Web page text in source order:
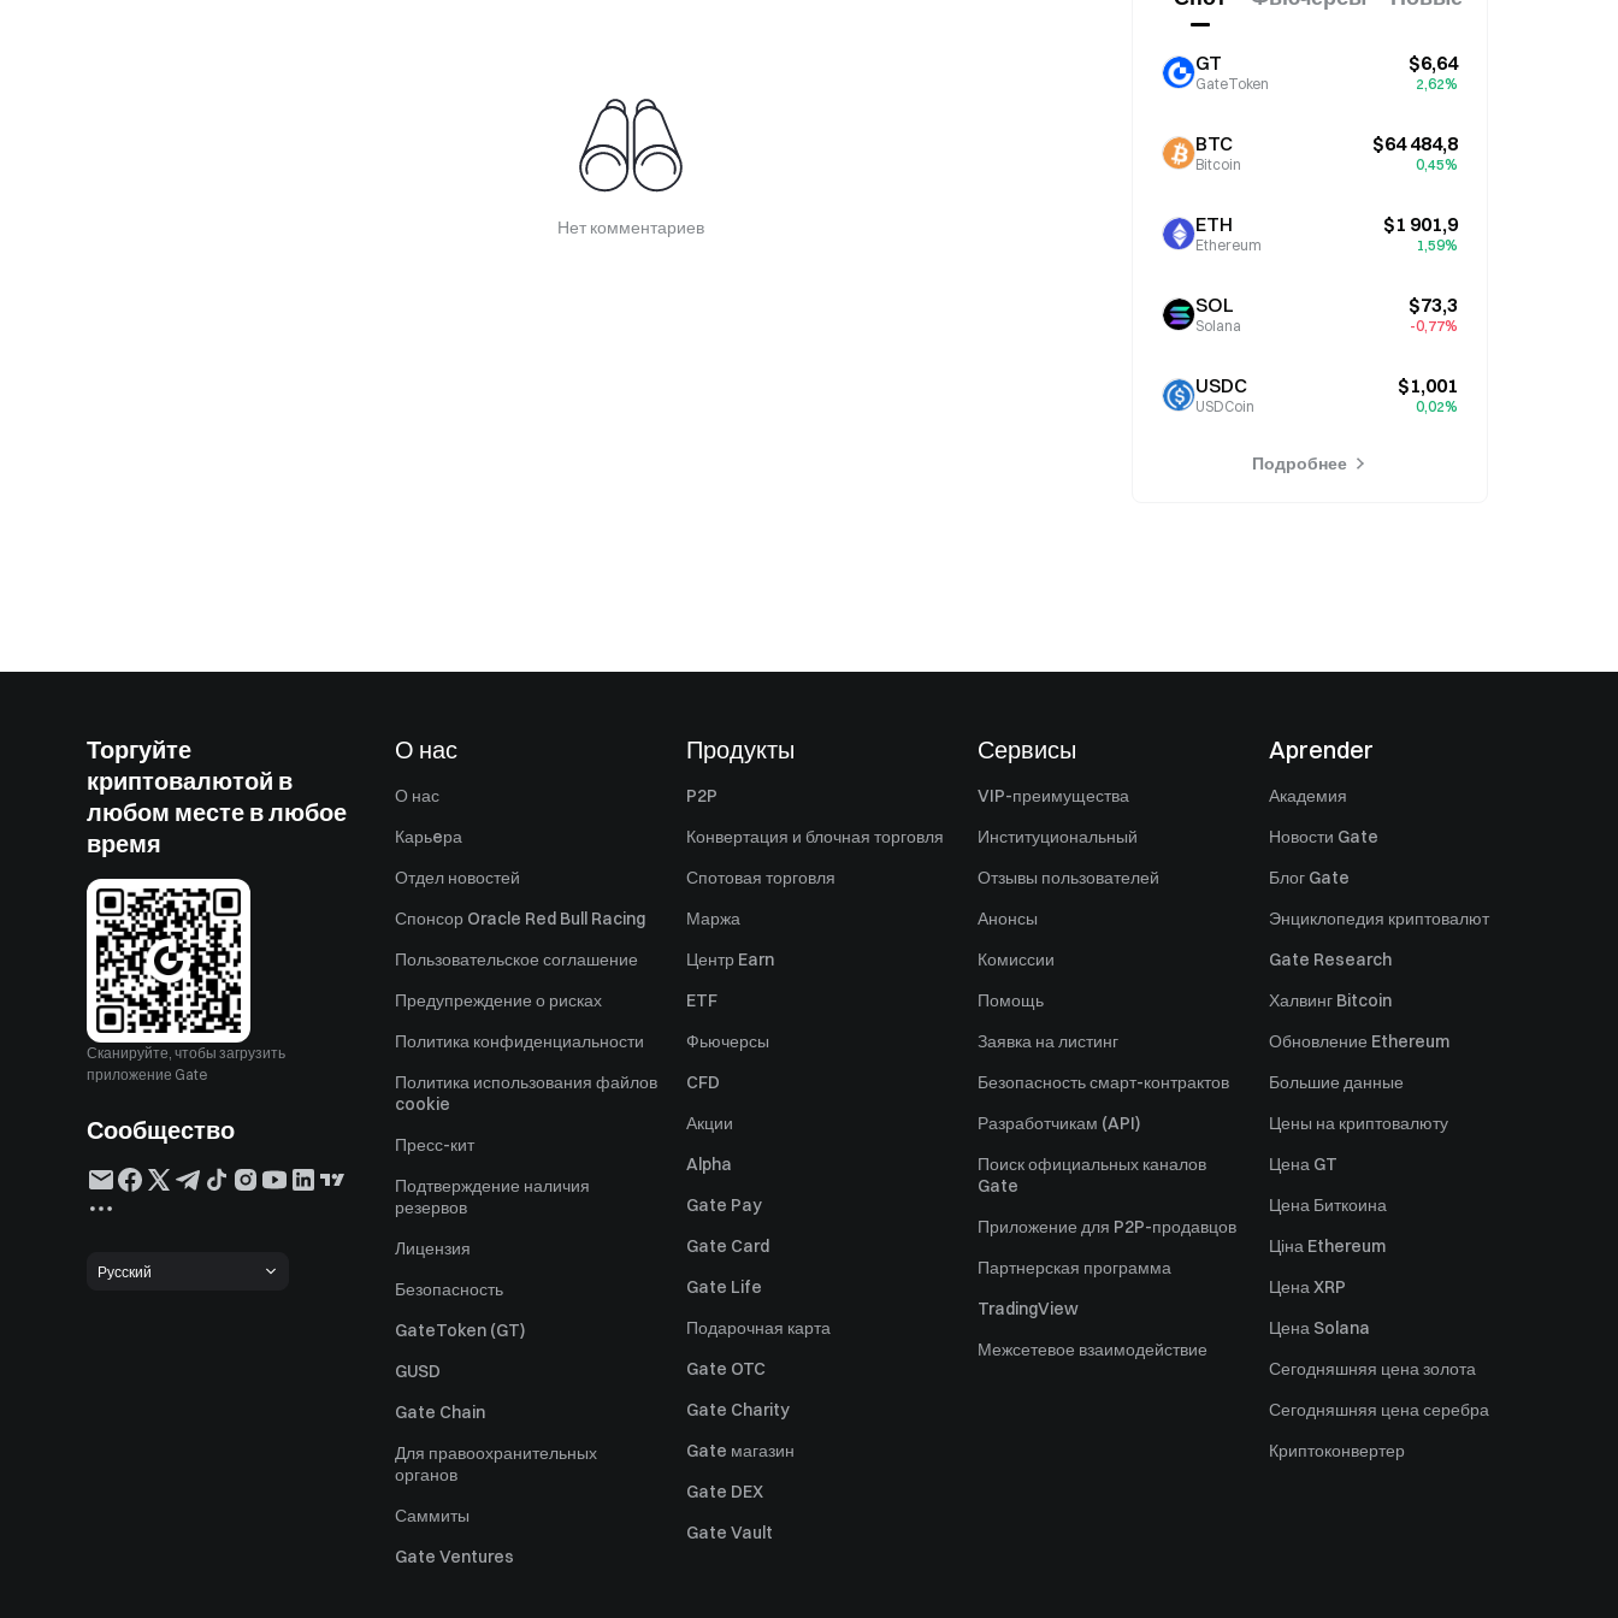
Нет комментариев
GT
GateToken
$6,64
2,62%
BTC
Bitcoin
$64 484,8
0,45%
ETH
Ethereum
$1 901,9
1,59%
SOL
Solana
$73,3
-0,77%
USDC
USDCoin
$1,001
0,02%
Подробнее
Торгуйте
криптовалютой в
любом месте в любое
время
Сканируйте, чтобы загрузить
приложение Gate
Сообщество
Русский
О нас
О нас
Карьeра
Отдел новостей
Спонсор Oracle Red Bull Racing
Пользовательское соглашение
Предупреждение о рисках
Политика конфиденциальности
Политика использования файлов
cookie
Пресс-кит
Подтверждение наличия
резервов
Лицензия
Безопасность
GateToken (GT)
GUSD
Gate Chain
Для правоохранительных
органов
Саммиты
Gate Ventures
Продукты
P2P
Конвертация и блочная торговля
Спотовая торговля
Маржа
Центр Earn
ETF
Фьючерсы
CFD
Акции
Alpha
Gate Pay
Gate Card
Gate Life
Подарочная карта
Gate OTC
Gate Charity
Gate магазин
Gate DEX
Gate Vault
Сервисы
VIP-преимущества
Институциональный
Отзывы пользователей
Анонсы
Комиссии
Помощь
Заявка на листинг
Безопасность смарт-контрактов
Разработчикам (API)
Поиск официальных каналов
Gate
Приложение для P2P-продавцов
Партнерская программа
TradingView
Межсетевое взаимодействие
Aprender
Академия
Новости Gate
Блог Gate
Энциклопедия криптовалют
Gate Research
Халвинг Bitcoin
Обновление Ethereum
Большие данные
Цены на криптовалюту
Цена GT
Цена Биткоина
Ціна Ethereum
Цена XRP
Цена Solana
Сегодняшняя цена золота
Сегодняшняя цена серебра
Криптоконвертер